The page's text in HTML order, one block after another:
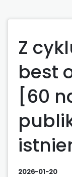
Z
best
[60
2026-01-20